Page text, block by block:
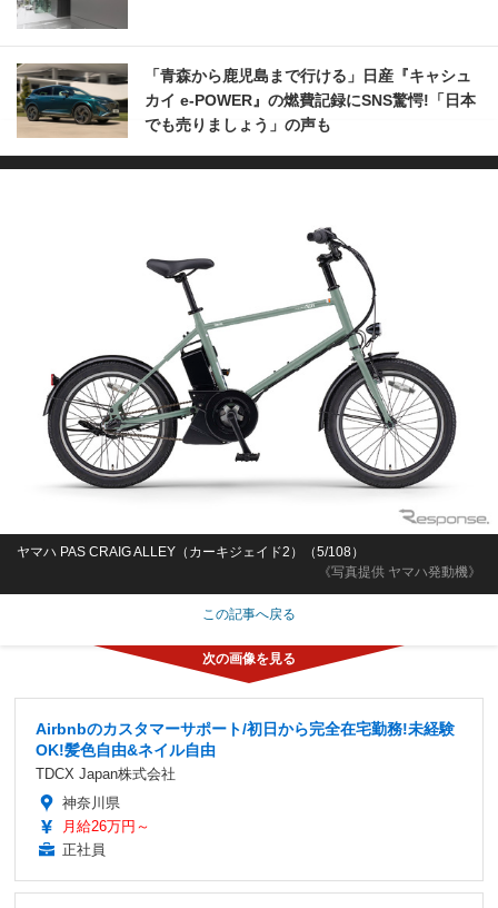
「青森から鹿児島まで行ける」日産『キャシュ
カイ e-POWER』の燃費記録にSNS驚愕!「日本
でも売りましょう」の声も
《写真提供 ヤマハ発動機》
ヤマハ PAS CRAIG ALLEY（カーキジェイド2）（5/108）
この記事へ戻る
Airbnbのカスタマーサポート/初日から完全在宅勤務!未経験
OK!髪色自由&ネイル自由
TDCX Japan株式会社
神奈川県
月給26万円～
正社員